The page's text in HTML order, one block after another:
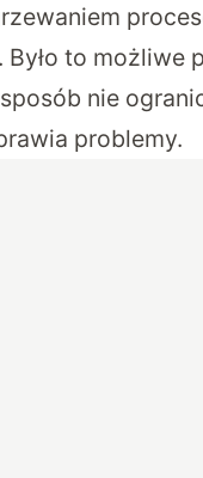
to możliwe
nie
problemy.